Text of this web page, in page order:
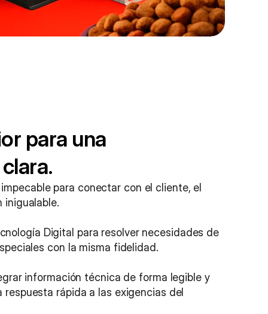
para una
para conectar con el cliente, el
Digital para resolver necesidades de
con la misma fidelidad.
información técnica de forma legible y
rápida a las exigencias del